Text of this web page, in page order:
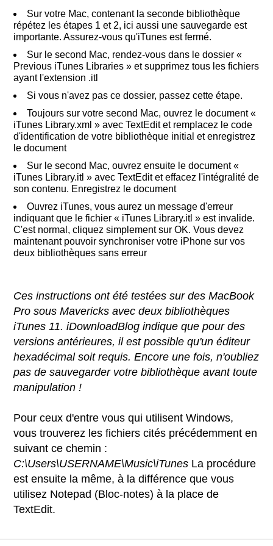
Sur votre Mac, contenant la seconde bibliothèque
répétez les étapes 1 et 2, ici aussi une sauvegarde est
importante. Assurez-vous qu'iTunes est fermé.
Sur le second Mac, rendez-vous dans le dossier «
Previous iTunes Libraries » et supprimez tous les fichiers
ayant l'extension .itl
Si vous n'avez pas ce dossier, passez cette étape.
Toujours sur votre second Mac, ouvrez le document «
iTunes Library.xml » avec TextEdit et remplacez le code
d'identification de votre bibliothèque initial et enregistrez
le document
Sur le second Mac, ouvrez ensuite le document «
iTunes Library.itl » avec TextEdit et effacez l'intégralité de
son contenu. Enregistrez le document
Ouvrez iTunes, vous aurez un message d'erreur
indiquant que le fichier « iTunes Library.itl » est invalide.
C'est normal, cliquez simplement sur OK. Vous devez
maintenant pouvoir synchroniser votre iPhone sur vos
deux bibliothèques sans erreur
Ces instructions ont été testées sur des MacBook
Pro sous Mavericks avec deux bibliothèques
iTunes 11. iDownloadBlog indique que pour des
versions antérieures, il est possible qu'un éditeur
hexadécimal soit requis. Encore une fois, n'oubliez
pas de sauvegarder votre bibliothèque avant toute
manipulation !
Pour ceux d'entre vous qui utilisent Windows,
vous trouverez les fichiers cités précédemment en
suivant ce chemin :
C:\Users\USERNAME\Music\iTunes La procédure
est ensuite la même, à la différence que vous
utilisez Notepad (Bloc-notes) à la place de
TextEdit.